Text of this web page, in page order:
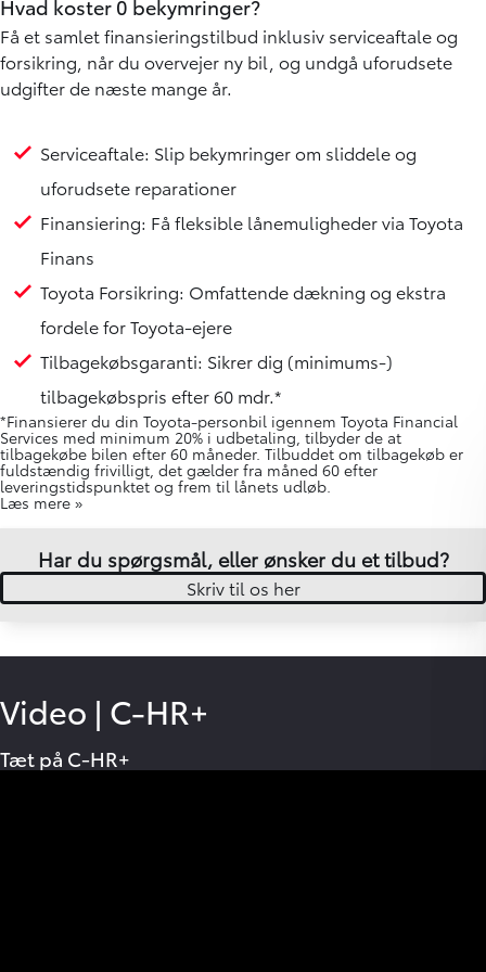
autoriseret Toyota værksted (gælder servicepakkerne
sundheds- eller sikkerhedstjek).
Mere om Toyota vejhjælp »Se Toyota Relax forklaret
Ekstra tryghed i købet
Hvad koster 0 bekymringer?
Få et samlet finansieringstilbud inklusiv serviceaftale og
forsikring, når du overvejer ny bil, og undgå uforudsete
udgifter de næste mange år.
Serviceaftale: Slip bekymringer om sliddele og
uforudsete reparationer
Finansiering: Få fleksible lånemuligheder via Toyota
Finans
Toyota Forsikring: Omfattende dækning og ekstra
fordele for Toyota-ejere
tilbagekøbspris efter 60 mdr.*
*Finansierer du din Toyota-personbil igennem Toyota Financial
Har du spørgsmål, eller ønsker du et tilbud?
Skriv til os her